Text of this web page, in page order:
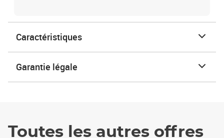
Caractéristiques
Garantie légale
Toutes les autres offres